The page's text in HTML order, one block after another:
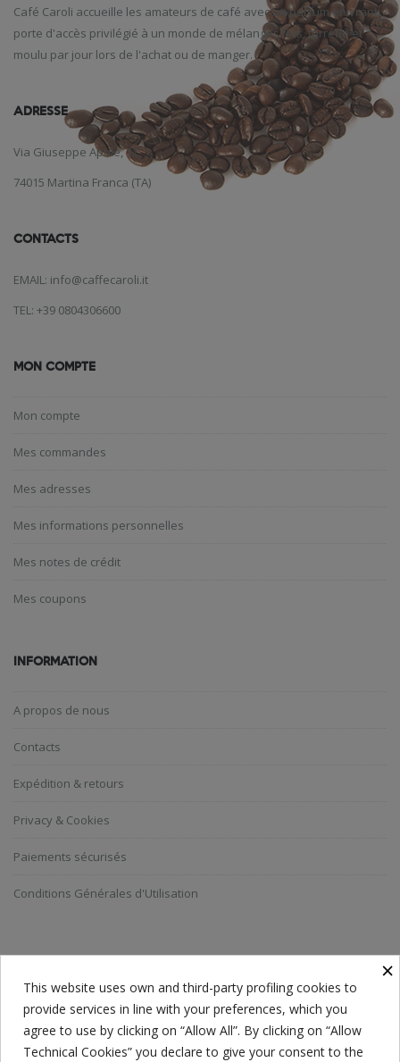
Café Caroli accueille les amateurs de café avec un parfum enivrant,
porte d'accès privilégié à un monde de mélanges fins,torréfié et
moulu par jour lors de l'achat ou de manger.
ADRESSE
Via Giuseppe Aprile, 12
74015 Martina Franca (TA)
CONTACTS
EMAIL: info@caffecaroli.it
TEL: +39 0804306600
MON COMPTE
Mon compte
Mes commandes
Mes adresses
Mes informations personnelles
Mes notes de crédit
Mes coupons
INFORMATION
A propos de nous
Contacts
Expédition & retours
Privacy & Cookies
Paiements sécurisés
Conditions Générales d'Utilisation
ABONNEZ-VOUS A LA NEWSLETTER
Everyone has a choice. I pick my choice, squeaky clean.
×
This website uses own and third-party profiling cookies to
provide services in line with your preferences, which you
agree to use by clicking on “Allow All”. By clicking on “Allow
Technical Cookies” you declare to give your consent to the